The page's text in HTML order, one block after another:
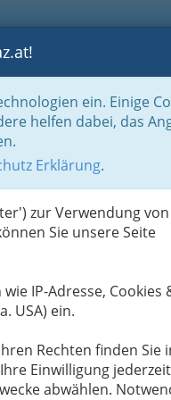
BRANCHEN
ein. Einige
helfen dabei, das
Erklärung.
zur Verwendung von
Sie unsere Seite
IP-Adresse, Cookies
USA) ein.
Rechten finden Sie
Einwilligung jederzeit
abwählen.
und